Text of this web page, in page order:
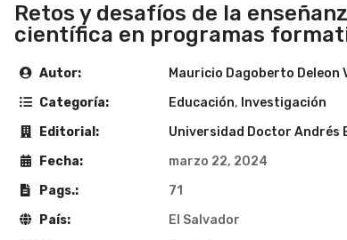
Retos y desafíos de la
científica en programas
Autor:
Mauricio Dagoberto Deleon
Categoría:
Educación, Investigación
Editorial:
Universidad Doctor Andrés
Fecha:
marzo 22, 2024
Pags.:
71
País:
El Salvador